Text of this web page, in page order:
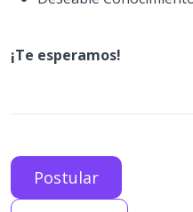
¡Te esperamos!
Postular